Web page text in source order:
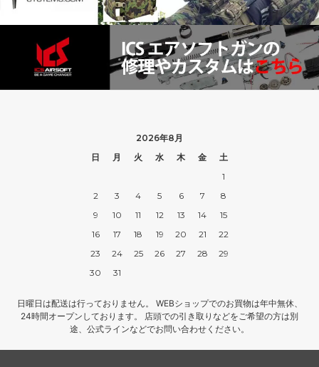
2026年8月
日
月 火 水 木 金
土
1
2
3 4 5 6 7
8
9
10 11 12 13 14
15
16
17 18 19 20 21
22
23
24 25 26 27 28
29
30
31
日曜日は配送は行っておりません。 WEBショップでのお買物は年中無休、
24時間オープンしております。 店頭での引き取りなどをご希望の方は別
途、公式ラインなどでお問い合わせください。